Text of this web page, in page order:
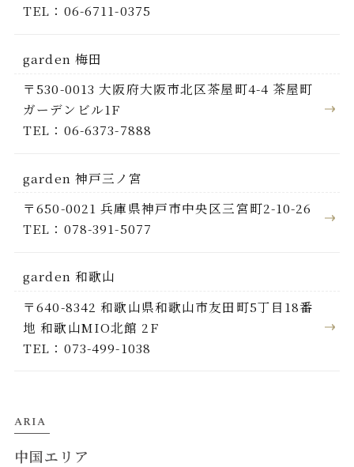
TEL：06-6711-0375
garden 梅田
〒530-0013 大阪府大阪市北区茶屋町4-4 茶屋町
ガーデンビル1F
TEL：06-6373-7888
garden 神戸三ノ宮
〒650-0021 兵庫県神戸市中央区三宮町2-10-26
TEL：078-391-5077
garden 和歌山
〒640-8342 和歌山県和歌山市友田町5丁目18番
地 和歌山MIO北館 2F
TEL：073-499-1038
ARIA
中国エリア